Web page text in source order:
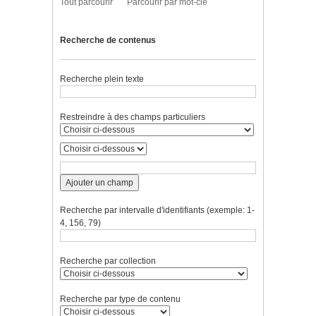
Tout parcourir Parcourir par mot-clé
Recherche de contenus
Recherche plein texte
Restreindre à des champs particuliers
Ajouter un champ
Recherche par intervalle d'identifiants (exemple: 1-
4, 156, 79)
Recherche par collection
Recherche par type de contenu